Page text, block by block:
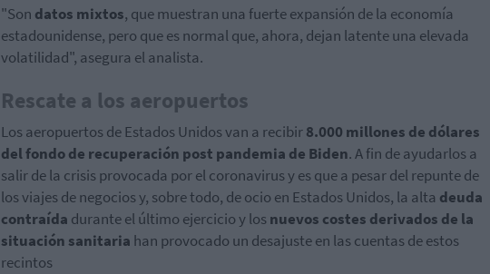
"Son datos mixtos, que muestran una fuerte expansión de la economía
estadounidense, pero que es normal que, ahora, dejan latente una elevada
volatilidad", asegura el analista.
Rescate a los aeropuertos
Los aeropuertos de Estados Unidos van a recibir8.000 millones de dólares
del fondo de recuperación post pandemia de Biden. A fin de ayudarlos a
salir de la crisis provocada por el coronavirus y es que a pesar del repunte de
los viajes de negocios y, sobre todo, de ocio en Estados Unidos, la alta deuda
contraída durante el último ejercicio y losnuevos costes derivados de la
situación sanitaria han provocado un desajuste en las cuentas de estos
recintos